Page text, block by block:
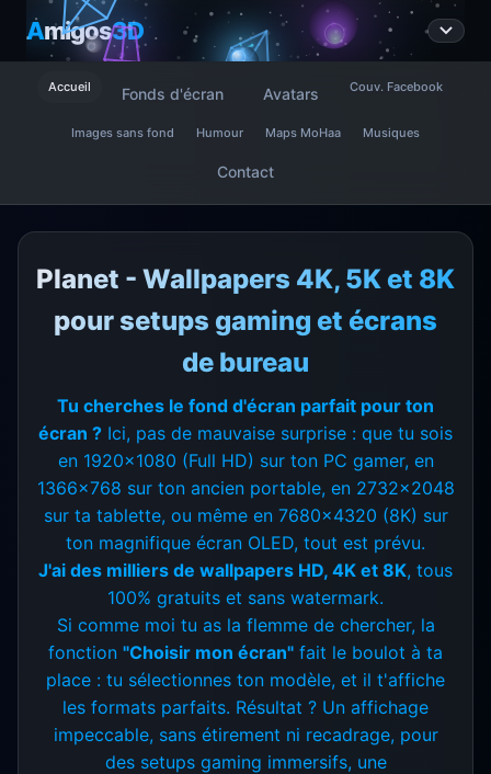
Amigos3D
Accueil Fonds d'écran Avatars Couv. Facebook
Images sans fond Humour Maps MoHaa Musiques
Contact
Planet - Wallpapers 4K, 5K et 8K
pour setups gaming et écrans
de bureau
Tu cherches le fond d'écran parfait pour ton
écran ? Ici, pas de mauvaise surprise : que tu sois
en 1920x1080 (Full HD) sur ton PC gamer, en
1366x768 sur ton ancien portable, en 2732x2048
sur ta tablette, ou même en 7680x4320 (8K) sur
ton magnifique écran OLED, tout est prévu.
J'ai des milliers de wallpapers HD, 4K et 8K, tous
100% gratuits et sans watermark.
Si comme moi tu as la flemme de chercher, la
fonction "Choisir mon écran" fait le boulot à ta
place : tu sélectionnes ton modèle, et il t'affiche
les formats parfaits. Résultat ? Un affichage
impeccable, sans étirement ni recadrage, pour
des setups gaming immersifs, une